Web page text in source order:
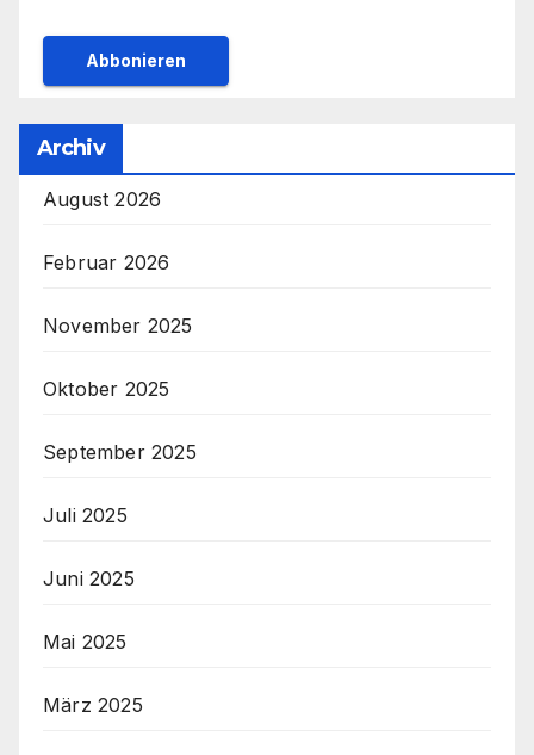
Archiv
August 2026
Februar 2026
November 2025
Oktober 2025
September 2025
Juli 2025
Juni 2025
Mai 2025
März 2025